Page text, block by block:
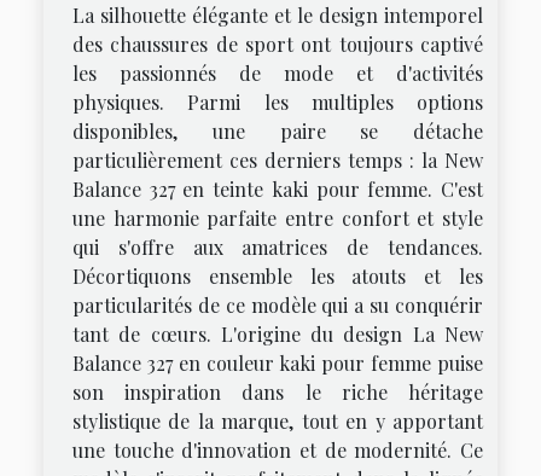
La silhouette élégante et le design intemporel
des chaussures de sport ont toujours captivé
les passionnés de mode et d'activités
physiques. Parmi les multiples options
disponibles, une paire se détache
particulièrement ces derniers temps : la New
Balance 327 en teinte kaki pour femme. C'est
une harmonie parfaite entre confort et style
qui s'offre aux amatrices de tendances.
Décortiquons ensemble les atouts et les
particularités de ce modèle qui a su conquérir
tant de cœurs. L'origine du design La New
Balance 327 en couleur kaki pour femme puise
son inspiration dans le riche héritage
stylistique de la marque, tout en y apportant
une touche d'innovation et de modernité. Ce